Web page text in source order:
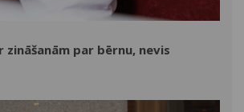
zināšanām par bērnu, nevis